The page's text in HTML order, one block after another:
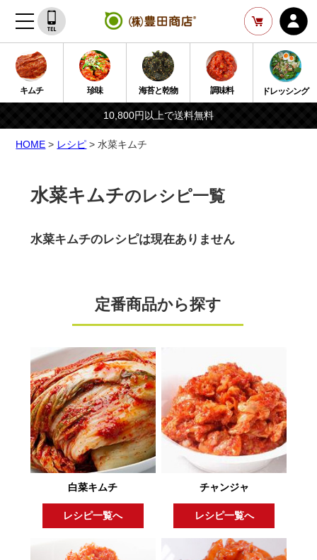
キムチ 珍味 海苔と乾物 調味料 ドレッシング
10,800円以上で送料無料
HOME > レシピ > 水菜キムチ
水菜キムチのレシピ一覧
水菜キムチのレシピは現在ありません
定番商品から探す
白菜キムチ
レシピ一覧へ
チャンジャ
レシピ一覧へ